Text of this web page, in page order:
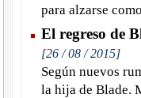
para alzarse
El regreso de
[26 / 08 / 2015]
Según nuevos
la hija de Blade.